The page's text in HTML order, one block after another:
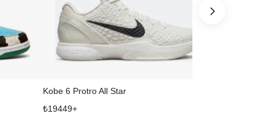
Kobe 6 Protro All Star
₺19449+